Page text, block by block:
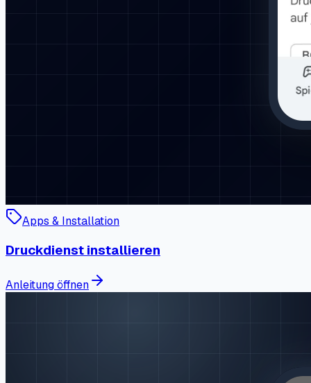
Apps & Installation
Druckdienst installieren
Anleitung öffnen